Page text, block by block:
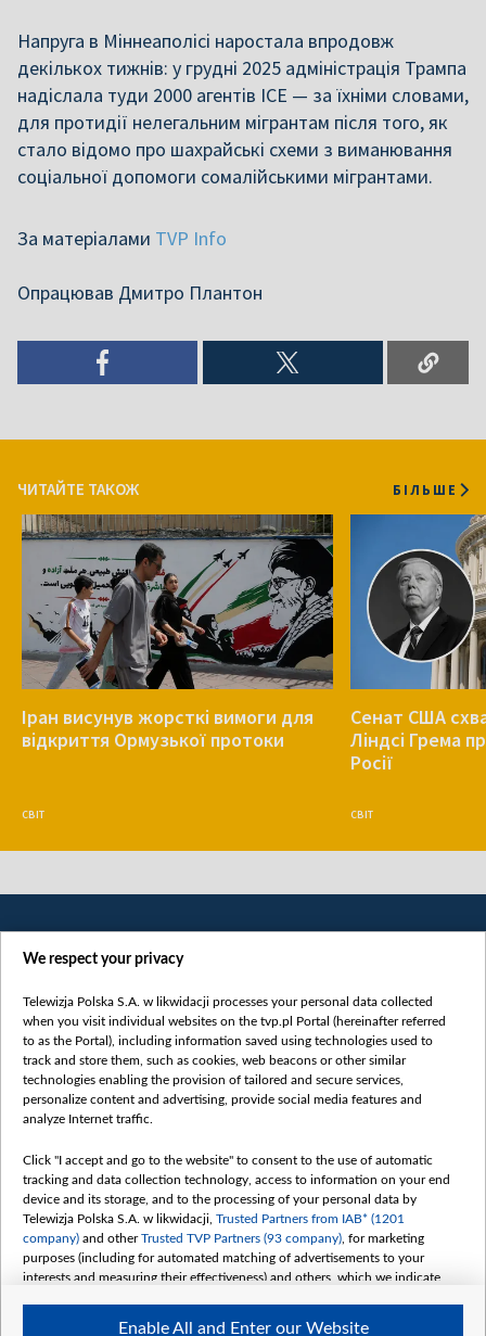
Напруга в Міннеаполісі наростала впродовж
декількох тижнів: у грудні 2025 адміністрація Трампа
надіслала туди 2000 агентів ICE — за їхніми словами,
для протидії нелегальним мігрантам після того, як
стало відомо про шахрайські схеми з виманювання
соціальної допомоги сомалійськими мігрантами.
За матеріалами TVP Info
Опрацював Дмитро Плантон
ЧИТАЙТЕ ТАКОЖ БІЛЬШЕ
Іран висунув жорсткі вимоги для
відкриття Ормузької протоки
СВІТ
Сенат США
Ліндсі Грема
Росії
СВІТ
Категорії
Новини
Докладно
Погляд
Цікаво
Slawa.tv
Про нас
Контакти
We respect your privacy
Telewizja Polska S.A. w likwidacji processes your personal data collected
when you visit individual websites on the tvp.pl Portal (hereinafter referred
to as the Portal), including information saved using technologies used to
track and store them, such as cookies, web beacons or other similar
technologies enabling the provision of tailored and secure services,
personalize content and advertising, provide social media features and
analyze Internet traffic.
Click "I accept and go to the website" to consent to the use of automatic
tracking and data collection technology, access to information on your end
device and its storage, and to the processing of your personal data by
Telewizja Polska S.A. w likwidacji, Trusted Partners from IAB* (1201
company) and otherTrusted TVP Partners (93 company) , for marketing
purposes (including for automated matching of advertisements to your
interests and measuring their effectiveness) and others, which we indicate
Enable All and Enter our Website